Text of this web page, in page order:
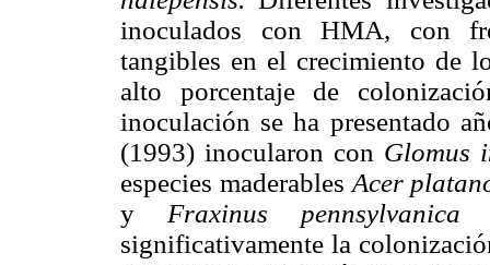
inoculados con HMA, con
tangibles en el crecimiento de
alto porcentaje de
inoculación se ha presentado
(1993) inocularon con Glomus
especies maderablesAcer
yFraxinus pennsylvanica
significativamente la